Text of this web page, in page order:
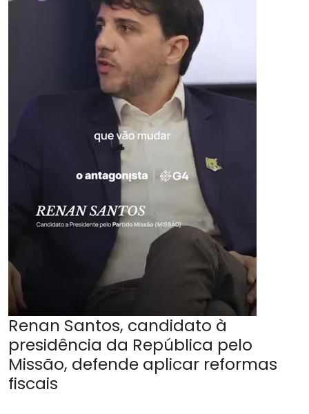
Renan Santos, candidato à
presidência da República pelo
Missão, defende aplicar reformas
fiscais